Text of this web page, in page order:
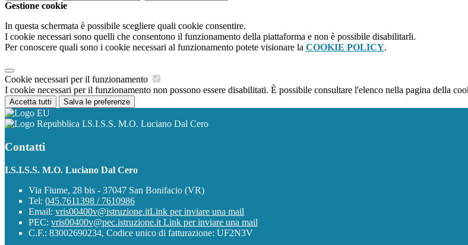
Gestione cookie
In questa schermata è possibile scegliere quali cookie consentire.
I cookie necessari sono quelli che consentono il funzionamento della piattaforma e non è possibile disabilitarli.
Per conoscere quali sono i cookie necessari al funzionamento potete visionare la COOKIE POLICY.
Cookie necessari per il funzionamento
I cookie necessari per il funzionamento non possono essere disabilitati. È possibile consultare l'elenco nella pagina della
Accetta tutti Salva le preferenze
I.S.I.S.S. M.O. Luciano Dal Cero
Contatti
I.S.I.S.S. M.O. Luciano Dal Cero
Via Fiume, 28 bis - 37047 San Bonifacio (VR)
Tel: 045.7611398 / 7610986
Email: vris00400v@istruzione.itLink per inviare una mail
PEC: vris00400v@pec.istruzione.it Link per inviare una mail
C.F.: 83002690234, Codice unico di fatturazione: UF2N3V